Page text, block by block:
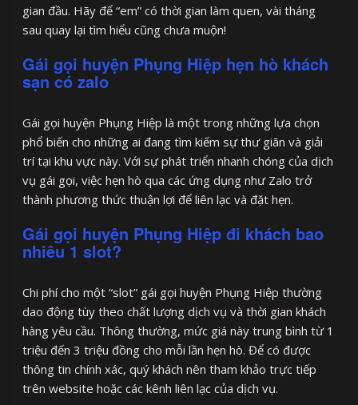
gian đầu. Hãy để “em” có thời gian làm quen, vài tháng
sau quay lại tìm hiểu cũng chưa muộn!
Gái gọi huyện Phụng Hiệp hẹn hò khách
sạn có zalo
Gái gọi huyện Phụng Hiệp là một trong những lựa chọn
phổ biến cho những ai đang tìm kiếm sự thư giãn và giải
trí tại khu vực này. Với sự phát triển nhanh chóng của dịch
vụ gái gọi, việc hẹn hò qua các ứng dụng như Zalo trở
thành phương thức thuận lợi để liên lạc và đặt hẹn.
Gái gọi huyện Phụng Hiệp đi khách bao
nhiêu 1 slot?
Chi phí cho một “slot” gái gọi huyện Phụng Hiệp thường
dao động tùy theo chất lượng dịch vụ và thời gian khách
hàng yêu cầu. Thông thường, mức giá này trung bình từ 1
triệu đến 3 triệu đồng cho mỗi lần hẹn hò. Để có được
thông tin chính xác, quý khách nên tham khảo trực tiếp
trên website hoặc các kênh liên lạc của dịch vụ.